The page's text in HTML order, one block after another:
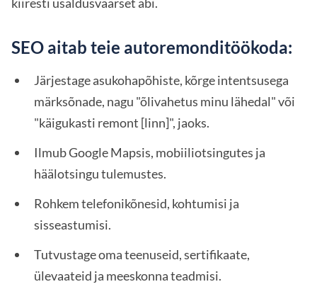
SEO aitab teie autoremonditöökoda:
Järjestage asukohapõhiste, kõrge intentsusega
märksõnade, nagu "õlivahetus minu lähedal" või
"käigukasti remont [linn]", jaoks.
Ilmub Google Mapsis, mobiiliotsingutes ja
häälotsingu tulemustes.
Rohkem telefonikõnesid, kohtumisi ja
sisseastumisi.
Tutvustage oma teenuseid, sertifikaate,
ülevaateid ja meeskonna teadmisi.